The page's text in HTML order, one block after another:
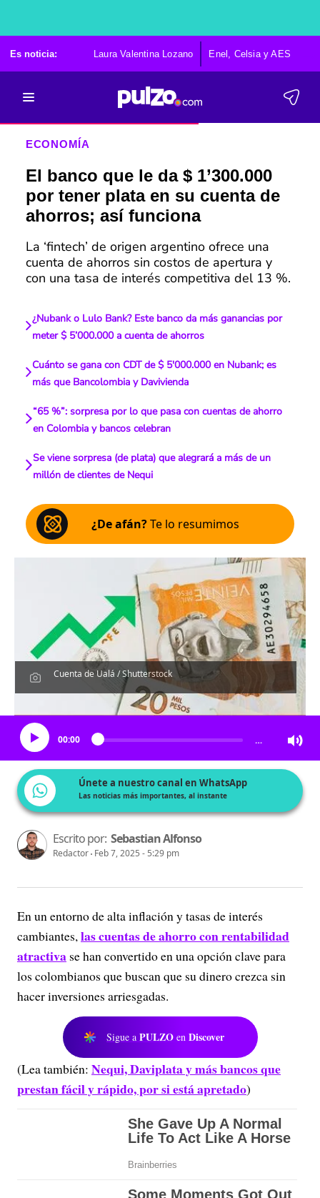
Es noticia: Laura Valentina Lozano Enel, Celsia y AES
ECONOMÍA
El banco que le da $ 1’300.000
por tener plata en su cuenta de
ahorros; así funciona
La ‘fintech’ de origen argentino ofrece una
cuenta de ahorros sin costos de apertura y
con una tasa de interés competitiva del 13 %.
¿Nubank o Lulo Bank? Este banco da más ganancias por
meter $ 5’000.000 a cuenta de ahorros
Cuánto se gana con CDT de $ 5'000.000 en Nubank; es
más que Bancolombia y Davivienda
“65 %”: sorpresa por lo que pasa con cuentas de ahorro
en Colombia y bancos celebran
Se viene sorpresa (de plata) que alegrará a más de un
millón de clientes de Nequi
¿De afán?Te lo resumimos
Cuenta de Ualá / Shutterstock
Escucha el artículo
00:00 …
Únete a nuestro canal en WhatsApp
Las noticias más importantes, al instante
Escrito por: Sebastian Alfonso
Redactor Feb 7, 2025 - 5:29 pm
En un entorno de alta inflación y tasas de interés
cambiantes,las cuentas de ahorro con rentabilidad
atractiva se han convertido en una opción clave para
los colombianos que buscan que su dinero crezca sin
hacer inversiones arriesgadas.
Sigue a PULZO en Discover
(Lea también: Nequi, Daviplata y más bancos que
prestan fácil y rápido, por si está apretado)